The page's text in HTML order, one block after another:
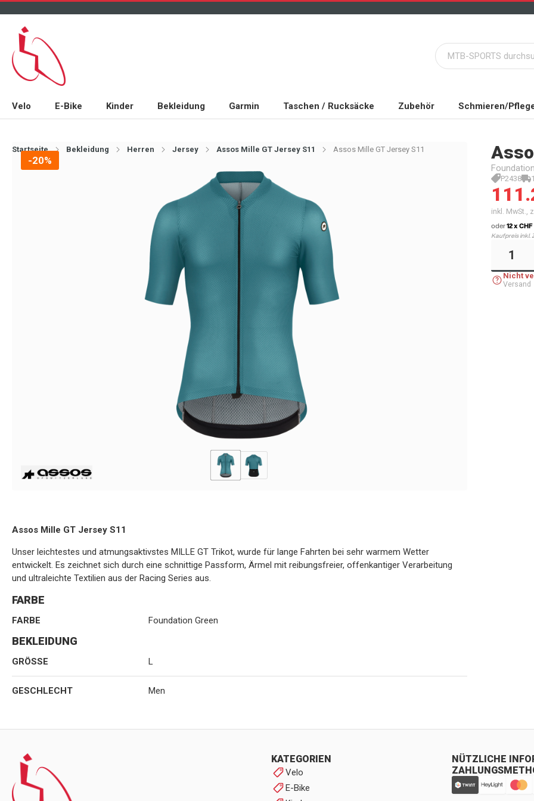
Velo E-Bike Kinder Bekleidung Garmin Taschen / Rucksäcke Zubehör Schmieren/
Startseite Bekleidung Herren Jersey Assos Mille GT Jersey S11 Assos Mille GT Jersey S11
-20%
P2438
inkl. MwSt.,
oder12 x CHF
Kaufpreis inkl.
Nicht
Versand
Assos Mille GT Jersey S11
Unser leichtestes und atmungsaktivstes MILLE GT Trikot, wurde für lange Fahrten bei sehr warmem Wetter
entwickelt. Es zeichnet sich durch eine schnittige Passform, Ärmel mit reibungsfreier, offenkantiger Verarbeitung
und ultraleichte Textilien aus der Racing Series aus.
FARBE
FARBE Foundation Green
BEKLEIDUNG
GRÖSSE L
GESCHLECHT Men
KATEGORIEN
Velo
E-Bike
NÜTZLICHE